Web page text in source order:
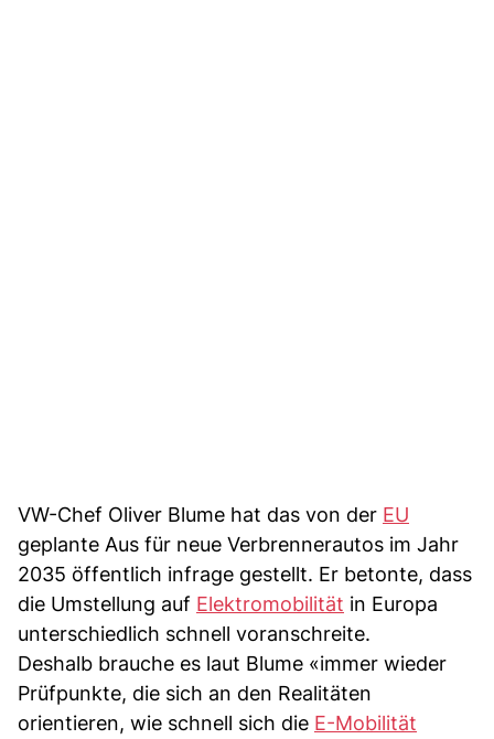
VW-Chef Oliver Blume hat das von der EU
geplante Aus für neue Verbrennerautos im Jahr
2035 öffentlich infrage gestellt. Er betonte, dass
die Umstellung auf Elektromobilität in Europa
unterschiedlich schnell voranschreite.
Deshalb brauche es laut Blume «immer wieder
Prüfpunkte, die sich an den Realitäten
orientieren, wie schnell sich die E-Mobilität